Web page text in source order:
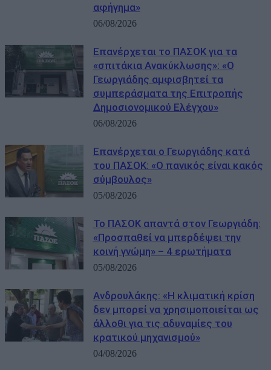
αφήγημα»
06/08/2026
Επανέρχεται το ΠΑΣΟΚ για τα
«σπιτάκια Ανακύκλωσης»: «Ο
Γεωργιάδης αμφισβητεί τα
συμπεράσματα της Επιτροπής
Δημοσιονομικού Ελέγχου»
06/08/2026
Επανέρχεται ο Γεωργιάδης κατά
του ΠΑΣΟΚ: «Ο πανικός είναι κακός
σύμβουλος»
05/08/2026
Το ΠΑΣΟΚ απαντά στον Γεωργιάδη:
«Προσπαθεί να μπερδέψει την
κοινή γνώμη» – 4 ερωτήματα
05/08/2026
Ανδρουλάκης: «Η κλιματική κρίση
δεν μπορεί να χρησιμοποιείται ως
άλλοθι για τις αδυναμίες του
κρατικού μηχανισμού»
04/08/2026